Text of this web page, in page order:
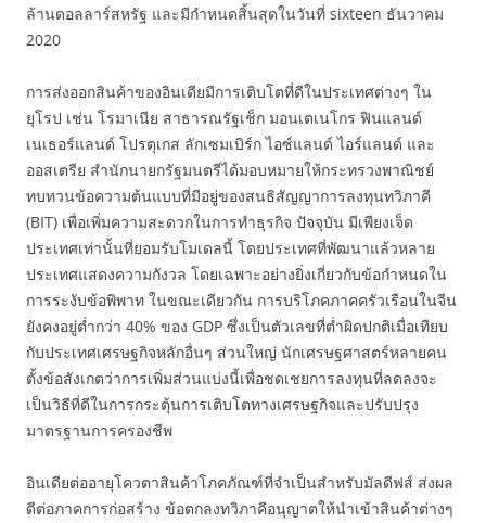
ล้านดอลลาร์สหรัฐ และมีกำหนดสิ้นสุดในวันที่ sixteen ธันวาคม
2020
การส่งออกสินค้าของอินเดียมีการเติบโตที่ดีในประเทศต่างๆ ใน
ยุโรป เช่น โรมาเนีย สาธารณรัฐเช็ก มอนเตเนโกร ฟินแลนด์
เนเธอร์แลนด์ โปรตุเกส ลักเซมเบิร์ก ไอซ์แลนด์ ไอร์แลนด์ และ
ออสเตรีย สำนักนายกรัฐมนตรีได้มอบหมายให้กระทรวงพาณิชย์
ทบทวนข้อความต้นแบบที่มีอยู่ของสนธิสัญญาการลงทุนทวิภาคี
(BIT) เพื่อเพิ่มความสะดวกในการทำธุรกิจ ปัจจุบัน มีเพียงเจ็ด
ประเทศเท่านั้นที่ยอมรับโมเดลนี้ โดยประเทศที่พัฒนาแล้วหลาย
ประเทศแสดงความกังวล โดยเฉพาะอย่างยิ่งเกี่ยวกับข้อกำหนดใน
การระงับข้อพิพาท ในขณะเดียวกัน การบริโภคภาคครัวเรือนในจีน
ยังคงอยู่ต่ำกว่า 40% ของ GDP ซึ่งเป็นตัวเลขที่ต่ำผิดปกติเมื่อเทียบ
กับประเทศเศรษฐกิจหลักอื่นๆ ส่วนใหญ่ นักเศรษฐศาสตร์หลายคน
ตั้งข้อสังเกตว่าการเพิ่มส่วนแบ่งนี้เพื่อชดเชยการลงทุนที่ลดลงจะ
เป็นวิธีที่ดีในการกระตุ้นการเติบโตทางเศรษฐกิจและปรับปรุง
มาตรฐานการครองชีพ
อินเดียต่ออายุโควตาสินค้าโภคภัณฑ์ที่จำเป็นสำหรับมัลดีฟส์ ส่งผล
ดีต่อภาคการก่อสร้าง ข้อตกลงทวิภาคีอนุญาตให้นำเข้าสินค้าต่างๆ